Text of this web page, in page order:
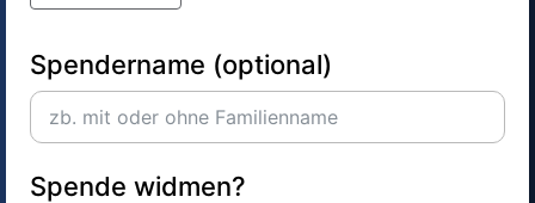
Spendername (optional)
Spende widmen?